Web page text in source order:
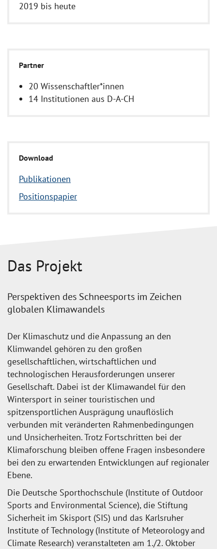
2019 bis heute
Partner
20 Wissenschaftler*innen
14 Institutionen aus D-A-CH
Download
Publikationen
Positionspapier
Das Projekt
Perspektiven des Schneesports im Zeichen
globalen Klimawandels
Der Klimaschutz und die Anpassung an den
Klimwandel gehören zu den großen
gesellschaftlichen, wirtschaftlichen und
technologischen Herausforderungen unserer
Gesellschaft. Dabei ist der Klimawandel für den
Wintersport in seiner touristischen und
spitzensportlichen Ausprägung unauflöslich
verbunden mit veränderten Rahmenbedingungen
und Unsicherheiten. Trotz Fortschritten bei der
Klimaforschung bleiben offene Fragen insbesondere
bei den zu erwartenden Entwicklungen auf regionaler
Ebene.
Die Deutsche Sporthochschule (Institute of Outdoor
Sports and Environmental Science), die Stiftung
Sicherheit im Skisport (SIS) und das Karlsruher
Institute of Technology (Institute of Meteorology and
Climate Research) veranstalteten am 1./2. Oktober